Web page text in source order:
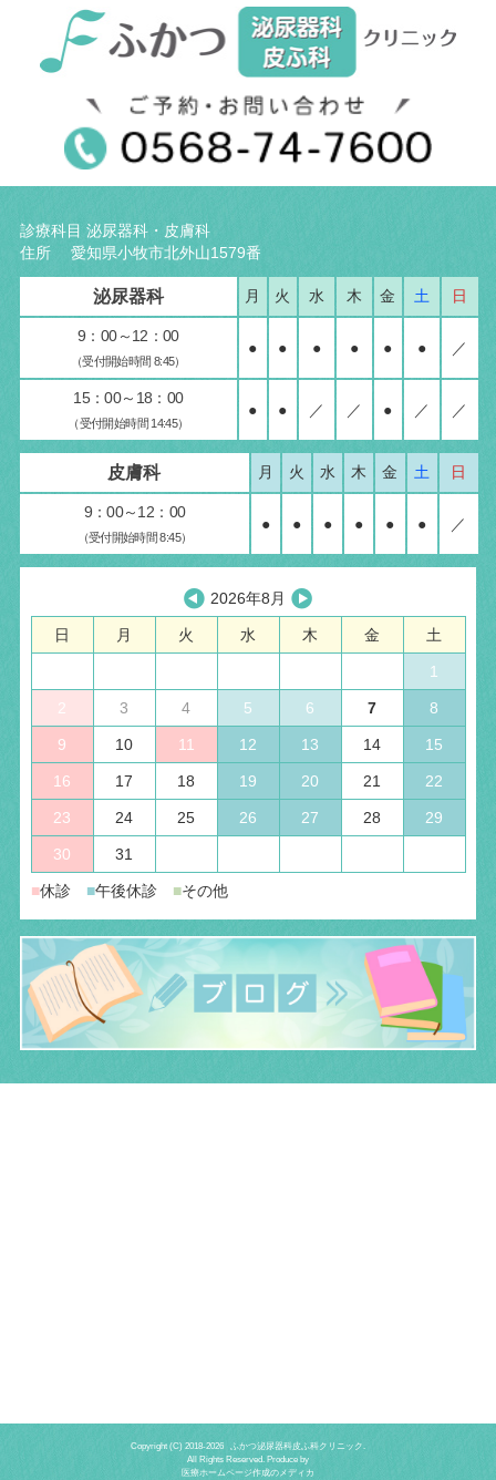
診療科目 泌尿器科・皮膚科
住所 愛知県小牧市北外山1579番
泌尿器科 月 火 水 木 金 土 日
9：00～12：00
（受付開始時間 8:45）
● ● ● ● ● ● ／
15：00～18：00
（受付開始時間 14:45）
● ● ／ ／ ● ／ ／
皮膚科 月 火 水 木 金 土 日
9：00～12：00
（受付開始時間 8:45）
● ● ● ● ● ● ／
2026年8月
日 月 火 水 木 金 土
1
2 3 4 5 6 7 8
9 10 11 12 13 14 15
16 17 18 19 20 21 22
23 24 25 26 27 28 29
30 31
■休診 ■午後休診 ■その他
Copyright (C) 2018-2026 ふかつ泌尿器科皮ふ科クリニック.
All Rights Reserved. Produce by
医療ホームページ作成のメディカ